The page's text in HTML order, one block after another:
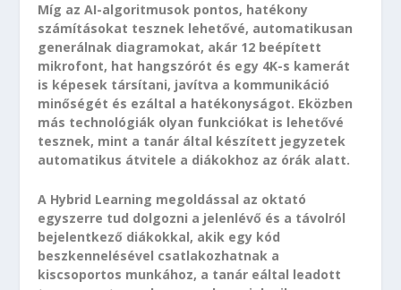
Míg az AI-algoritmusok pontos, hatékony
számításokat tesznek lehetővé, automatikusan
generálnak diagramokat, akár 12 beépített
mikrofont, hat hangszórót és egy 4K-s kamerát
is képesek társítani, javítva a kommunikáció
minőségét és ezáltal a hatékonyságot. Eközben
más technológiák olyan funkciókat is lehetővé
tesznek, mint a tanár által készített jegyzetek
automatikus átvitele a diákokhoz az órák alatt.
A Hybrid Learning megoldással az oktató
egyszerre tud dolgozni a jelenlévő és a távolról
bejelentkező diákokkal, akik egy kód
beszkennelésével csatlakozhatnak a
kiscsoportos munkához, a tanár eáltal leadott